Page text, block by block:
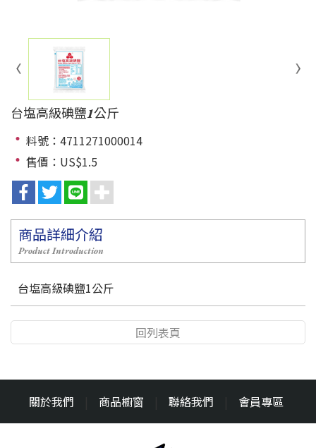
台塩高級碘鹽1公斤
料號：4711271000014
售價：US$1.5
商品詳細介紹
Product Introduction
台塩高級碘鹽1公斤
回列表頁
關於我們 商品櫥窗 聯絡我們 會員專區